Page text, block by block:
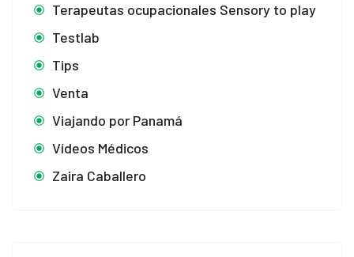
Terapeutas ocupacionales Sensory to play
Testlab
Tips
Venta
Viajando por Panamá
Vídeos Médicos
Zaira Caballero